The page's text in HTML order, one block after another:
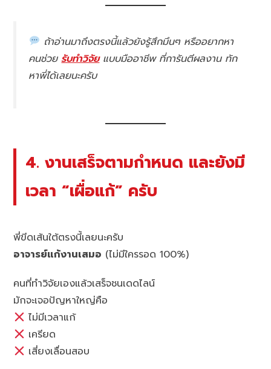
ถ้าอ่านมาถึงตรงนี้แล้วยังรู้สึกมึนๆ หรืออยากหา
คนช่วยรับทำวิจัยแบบมืออาชีพ ที่การันตีผลงาน ทัก
หาพี่ได้เลยนะครับ
4. งานเสร็จตามกำหนด และยังมี
เวลา “เผื่อแก้” ครับ
พี่ขีดเส้นใต้ตรงนี้เลยนะครับ
อาจารย์แก้งานเสมอ (ไม่มีใครรอด 100%)
คนที่ทำวิจัยเองแล้วเสร็จชนเดดไลน์
มักจะเจอปัญหาใหญ่คือ
ไม่มีเวลาแก้
เครียด
เสี่ยงเลื่อนสอบ